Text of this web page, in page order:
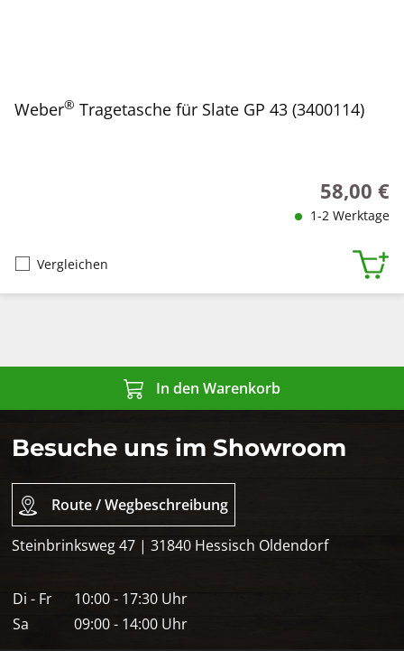
Weber® Tragetasche für Slate GP 43 (3400114)
Regulärer
58,00 €
1-2 Werktage
Vergleichen
In den Warenkorb
Besuche uns im Showroom
Route / Wegbeschreibung
Steinbrinksweg 47 | 31840 Hessisch Oldendorf
Di - Fr
10:00 - 17:30 Uhr
Sa
09:00 - 14:00 Uhr